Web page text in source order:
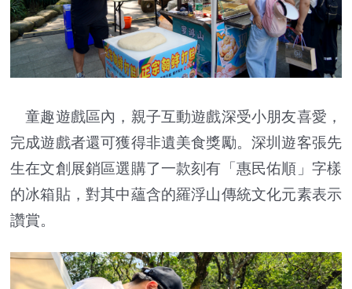
童趣遊戲區內，親子互動遊戲深受小朋友喜愛，
完成遊戲者還可獲得非遺美食獎勵。深圳遊客張先
生在文創展銷區選購了一款刻有「惠民佑順」字樣
的冰箱貼，對其中蘊含的羅浮山傳統文化元素表示
讚賞。